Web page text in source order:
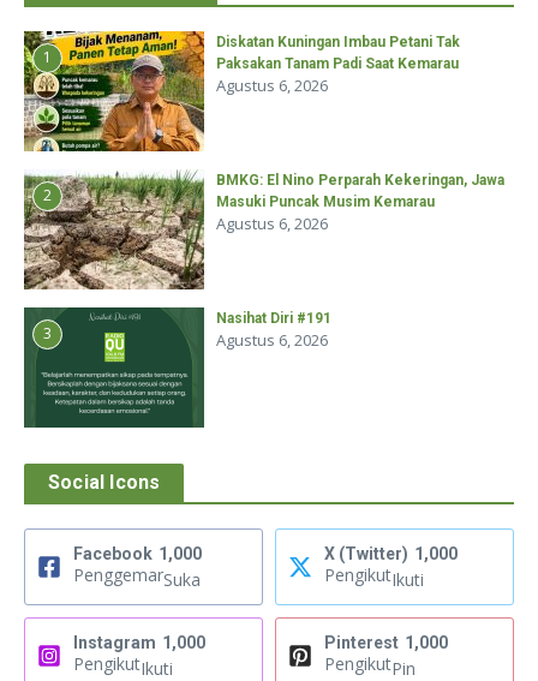
1
Diskatan Kuningan Imbau Petani Tak
Paksakan Tanam Padi Saat Kemarau
Agustus 6, 2026
2
BMKG: El Nino Perparah Kekeringan, Jawa
Masuki Puncak Musim Kemarau
Agustus 6, 2026
3
Nasihat Diri #191
Agustus 6, 2026
Social Icons
Facebook 1,000
PenggemarSuka
X (Twitter) 1,000
PengikutIkuti
Instagram 1,000
PengikutIkuti
Pinterest 1,000
PengikutPin